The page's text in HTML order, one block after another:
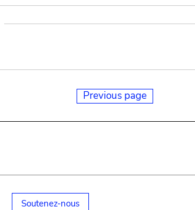
Previous page
Soutenez-nous